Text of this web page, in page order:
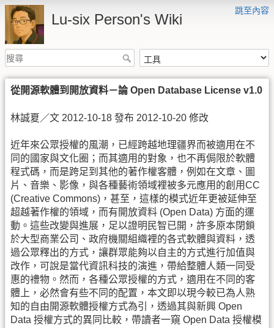
跳至內容
Lu-six Person's Wiki
從開源軟體到開放資料－論 Open Database License v1.0
林誠夏／文 2012-10-18 發布 2012-10-20 修改
近年來公眾授權的風潮，已經跨越地理疆界而被適用在不
同的國家與文化圈；而其適用的對象，也不再侷限於軟體
程式碼，而是跨足到其他的著作權客體，例如在文章、圖
片、音樂、影像，與各種藝術領域裡被多元應用的創用CC
(Creative Commons)，甚至，這樣的模式近年更被延伸至
超越著作權的領域，而有開放資料 (Open Data) 方面的運
動。這些改變與進展，足以證明民智已開，許多原本閉鎖
於大型商業公司、政府機關組織裡的各式軟體與資料，透
過公眾釋出的方式，讓群眾能夠以自主的方式進行加值與
改作，可說是當代資訊科技的演進，帶給整體人類一同受
惠的禮物。然而，各種公眾授權的方式，適用在不同的客
體上，必然會有些不同的配置，本文即以現今較已為人熟
知的自由開源軟體授權方式為引，透過其與新興 Open
Data 授權方式的異同比較，帶讀者一窺 Open Data 授權模